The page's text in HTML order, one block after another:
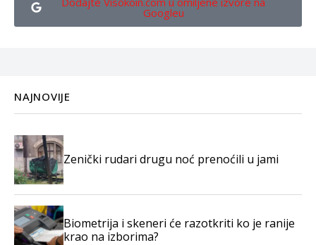
Googleu
NAJNOVIJE
Zenički rudari drugu noć prenoćili u jami
Biometrija i skeneri će razotkriti ko je ranije
krao na izborima?